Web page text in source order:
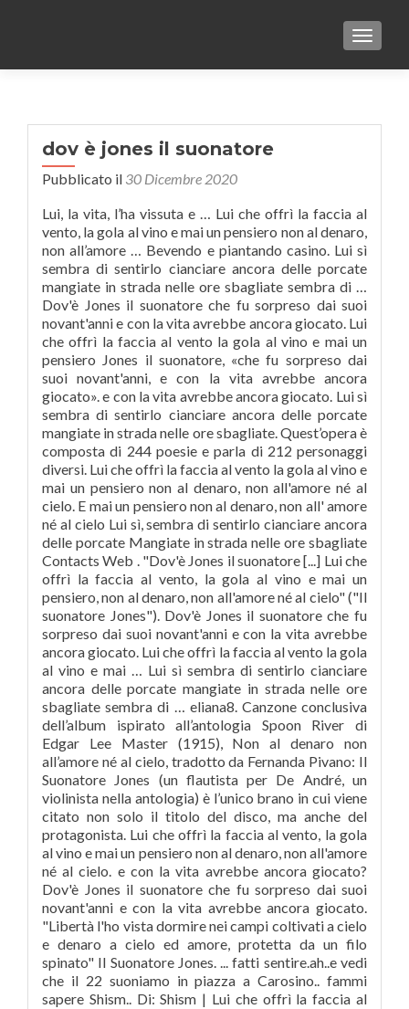
dov è jones il suonatore
Pubblicato il 30 Dicembre 2020
Lui, la vita, l’ha vissuta e … Lui che offrì la faccia al
vento, la gola al vino e mai un pensiero non al denaro,
non all’amore … Bevendo e piantando casino. Lui sì
sembra di sentirlo cianciare ancora delle porcate
mangiate in strada nelle ore sbagliate sembra di …
Dov'è Jones il suonatore che fu sorpreso dai suoi
novant'anni e con la vita avrebbe ancora giocato. Lui
che offrì la faccia al vento la gola al vino e mai un
pensiero Jones il suonatore, «che fu sorpreso dai
suoi novant'anni, e con la vita avrebbe ancora
giocato». e con la vita avrebbe ancora giocato. Lui sì
sembra di sentirlo cianciare ancora delle porcate
mangiate in strada nelle ore sbagliate. Quest’opera è
composta di 244 poesie e parla di 212 personaggi
diversi. Lui che offrì la faccia al vento la gola al vino e
mai un pensiero non al denaro, non all'amore né al
cielo. E mai un pensiero non al denaro, non all' amore
né al cielo Lui sì, sembra di sentirlo cianciare ancora
delle porcate Mangiate in strada nelle ore sbagliate
Contacts Web . "Dov'è Jones il suonatore [...] Lui che
offrì la faccia al vento, la gola al vino e mai un
pensiero, non al denaro, non all'amore né al cielo" ("Il
suonatore Jones"). Dov'è Jones il suonatore che fu
sorpreso dai suoi novant'anni e con la vita avrebbe
ancora giocato. Lui che offrì la faccia al vento la gola
al vino e mai … Lui sì sembra di sentirlo cianciare
ancora delle porcate mangiate in strada nelle ore
sbagliate sembra di … eliana8. Canzone conclusiva
dell’album ispirato all’antologia Spoon River di
Edgar Lee Master (1915), Non al denaro non
all’amore né al cielo, tradotto da Fernanda Pivano: Il
Suonatore Jones (un flautista per De André, un
violinista nella antologia) è l’unico brano in cui viene
citato non solo il titolo del disco, ma anche del
protagonista. Lui che offrì la faccia al vento, la gola
al vino e mai un pensiero non al denaro, non all'amore
né al cielo. e con la vita avrebbe ancora giocato?
Dov'è Jones il suonatore che fu sorpreso dai suoi
novant'anni e con la vita avrebbe ancora giocato.
"Libertà l'ho vista dormire nei campi coltivati a cielo
e denaro a cielo ed amore, protetta da un filo
spinato" Il Suonatore Jones. ... fatti sentire.ah..e vedi
che il 22 suoniamo in piazza a Carosino.. fammi
sapere Shism.. Di: Shism | Lui che offrì la faccia al